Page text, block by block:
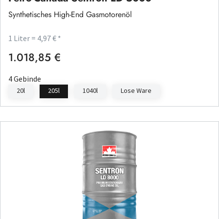
Synthetisches High-End Gasmotorenöl
1 Liter = 4,97 € *
Regulärer Preis:
1.018,85 €
4 Gebinde
20l 205l 1040l Lose Ware